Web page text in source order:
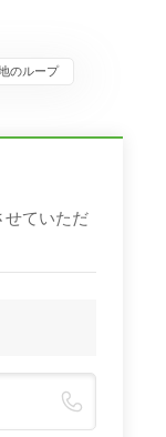
のループ
せていただ